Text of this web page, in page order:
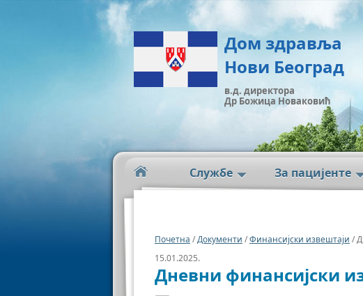
Дом здравља
Нови Београд
в.д. директора
Др Божица Новаковић
Службе За пацијенте
Почетна /Документи /Финансијски извештаји /
15.01.2025.
Дневни финансијски